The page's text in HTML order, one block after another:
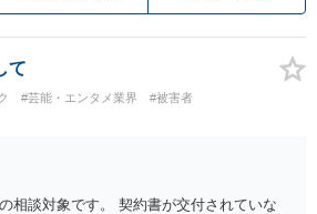
て
#芸能・エンタメ業界 #被害者
相談対象です。 契約書が交付されていな